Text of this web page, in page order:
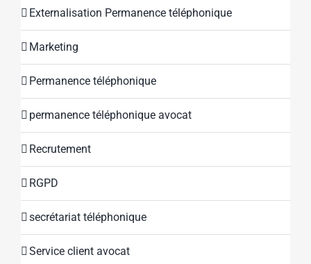
Externalisation Permanence téléphonique
Marketing
Permanence téléphonique
permanence téléphonique avocat
Recrutement
RGPD
secrétariat téléphonique
Service client avocat